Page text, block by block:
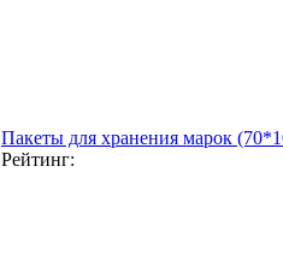
Пакеты для хранения марок
Рейтинг: